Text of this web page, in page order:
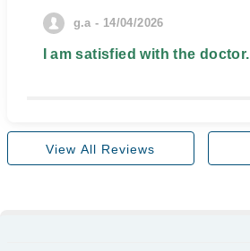
g.a - 14/04/2026
I am satisfied with the doctor.
View All Reviews